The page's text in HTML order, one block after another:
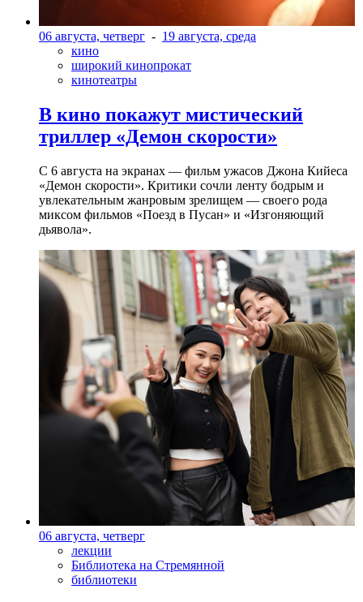
06 августа, четверг - 19 августа, среда
кино
широкий кинопрокат
кинотеатры
В кино покажут мистический
триллер «Демон скорости»
С 6 августа на экранах — фильм ужасов Джона Кийеса
«Демон скорости». Критики сочли ленту бодрым и
увлекательным жанровым зрелищeм — своего рода
миксом фильмов «Поезд в Пусан» и «Изгоняющий
дьявола».
06 августа, четверг
лекции
Библиотека на Стремянной
библиотеки